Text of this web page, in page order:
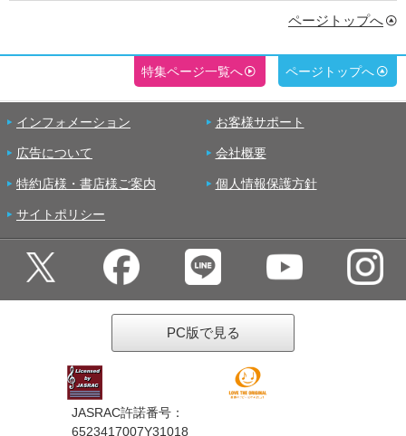
ページトップへ
特集ページ一覧へ ページトップへ
インフォメーション お客様サポート
広告について 会社概要
特約店様・書店様ご案内 個人情報保護方針
サイトポリシー
PC版で見る
JASRAC許諾番号：
6523417007Y31018